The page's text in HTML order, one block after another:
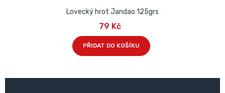
Lovecký hrot Jandao 125grs
79 Kč
PŘIDAT DO KOŠÍKU